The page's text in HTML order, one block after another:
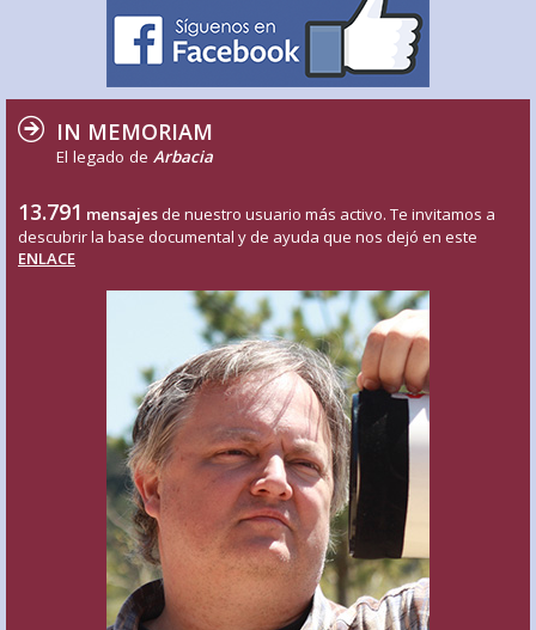
IN MEMORIAM
El legado de Arbacia
13.791 mensajes de nuestro usuario más activo. Te invitamos a
descubrir la base documental y de ayuda que nos dejó en este
ENLACE